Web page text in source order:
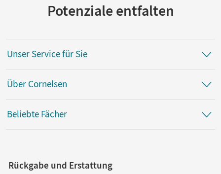
Potenziale entfalten
Unser Service für Sie
Über Cornelsen
Beliebte Fächer
Rückgabe und Erstattung